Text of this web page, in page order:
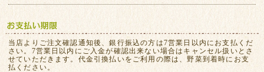
当店よりご注文確認通知後、銀行振込の方は7営業日以内にお支払くだ
さい。7営業日以内にご入金が確認出来ない場合はキャンセル扱いとさ
せていただきます。代金引換払いをご利用の際は、野菜到着時にお支
払ください。